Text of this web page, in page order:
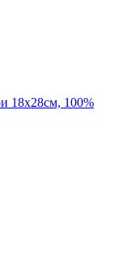
18х28см, 100%